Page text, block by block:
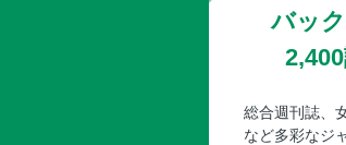
バッ
総合週刊誌、
など多彩なジ